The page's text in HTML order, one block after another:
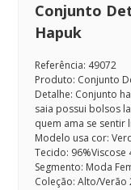
Conjunto
Hapuk
Referência: 49072
Produto: Conjunto
Detalhe: Conjunto
saia possui bolsos
quem ama se
Modelo usa cor:
Tecido: 96%Viscose
Segmento: Moda
Coleção: Alto/Verão